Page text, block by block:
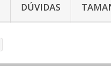
DÚVIDAS